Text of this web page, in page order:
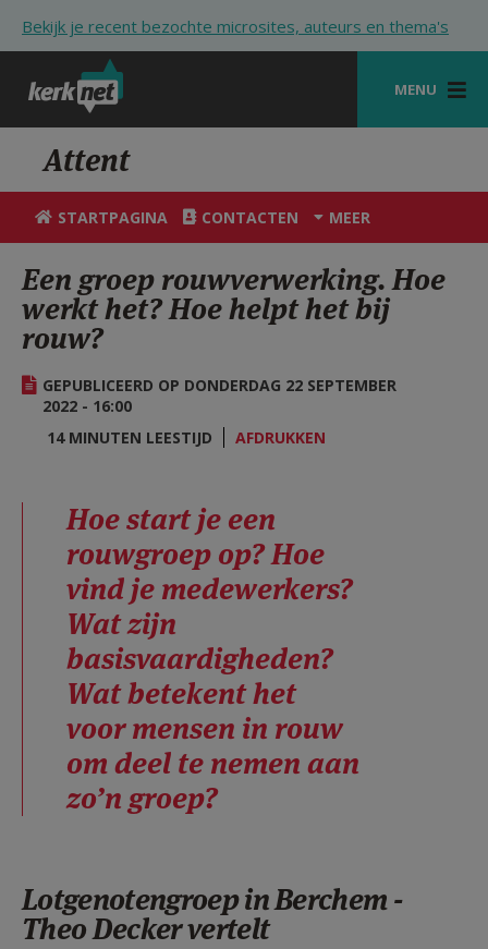
Bekijk je recent bezochte microsites, auteurs en thema's
MENU
STARTPAGINA
KERK
VIERINGEN
SHOP
ZOEKEN
HULP
STARTPAGINA PORTAAL
AANMELDEN OF REGISTREREN
Attent
STARTPAGINA CONTACTEN MEER
Een groep rouwverwerking. Hoe
werkt het? Hoe helpt het bij
rouw?
GEPUBLICEERD OP DONDERDAG 22 SEPTEMBER
2022 - 16:00
14 MINUTEN LEESTIJD
AFDRUKKEN
Hoe start je een
rouwgroep op? Hoe
vind je medewerkers?
Wat zijn
basisvaardigheden?
Wat betekent het
voor mensen in rouw
om deel te nemen aan
zo’n groep?
Lotgenotengroep in Berchem -
Theo Decker vertelt